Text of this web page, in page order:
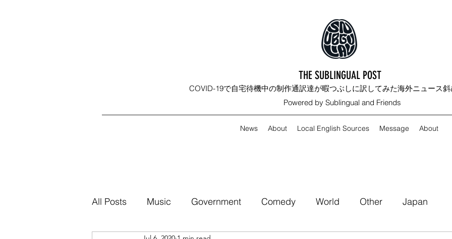
THE SUBLINGUAL POST
COVID-19で自宅待機中の制作通訳達が暇つぶしに訳してみた海外ニュース
Powered by Sublingual and Friends
News About Local English Sources Message About
All Posts Music Government Comedy World Other Japan